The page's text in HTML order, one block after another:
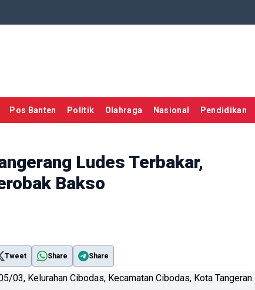
Pos Banten Politik Olahraga Nasional Pendidikan
Ludes Terbakar,
Bakso
Tweet Share Share